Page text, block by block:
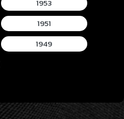
1953
1951
1949